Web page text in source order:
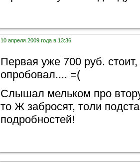
10 апреля 2009 года в 13:36
Первая уже 700 руб.
опробовал.... =(
Слышал мельком про
то Ж забросят, толи
подробностей!